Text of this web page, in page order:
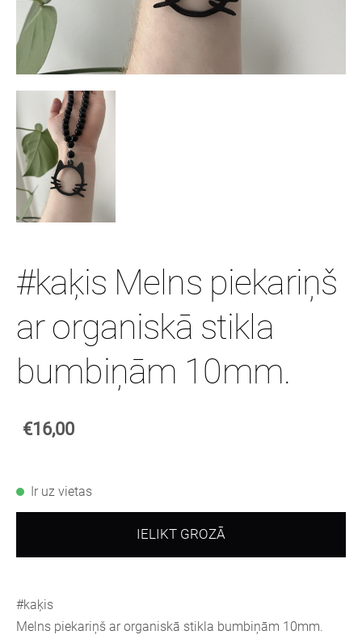
#kaķis Melns piekariņš
ar organiskā stikla
bumbiņām 10mm.
€16,00
Ir uz vietas
IELIKT GROZĀ
#kaķis
Melns piekariņš ar organiskā stikla bumbiņām 10mm.